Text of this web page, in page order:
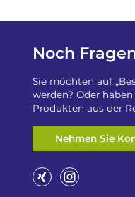
Noch
Sie möchten auf
werden? Oder
Produkten aus der
Nehmen Sie